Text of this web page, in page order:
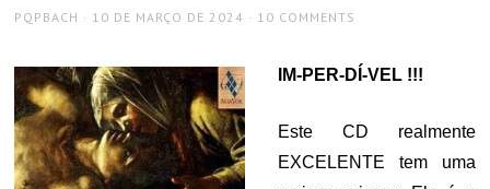
AUTHOR
PQPBACH
POSTED
10 DE MARÇO DE 2024 10 COMMENTS
IM-PER-DÍ-VEL !!!
Este CD realmente
EXCELENTE tem uma